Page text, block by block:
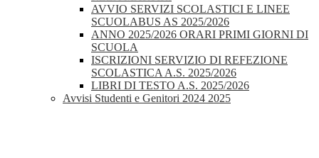
AVVIO SERVIZI SCOLASTICI E LINEE
SCUOLABUS AS 2025/2026
ANNO 2025/2026 ORARI PRIMI GIORNI DI
SCUOLA
ISCRIZIONI SERVIZIO DI REFEZIONE
SCOLASTICA A.S. 2025/2026
LIBRI DI TESTO A.S. 2025/2026
Avvisi Studenti e Genitori 2024 2025